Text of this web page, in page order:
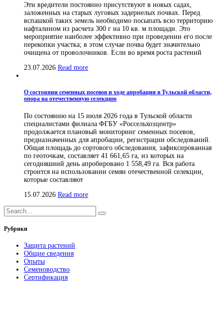
Эти вредители постоянно присутствуют в новых садах,
заложенных на старых луговых задернелых почвах. Перед
вспашкой таких земель необходимо посыпать всю территорию
нафталином из расчета 300 г на 10 кв. м площади. Это
мероприятие наиболее эффективно при проведении его после
перекопки участка; в этом случае почва будет значительно
очищена от проволочников. Если во время роста растений
23.07.2026 Read more
О состоянии семенных посевов и ходе апробации в Тульской области,
опора на отечественную селекцию
По состоянию на 15 июля 2026 года в Тульской области
специалистами филиала ФГБУ «Россельхозцентр»
продолжается плановый мониторинг семенных посевов,
предназначенных для апробации, регистрации обследований.
Общая площадь до сортового обследования, зафиксированная
по геоточкам, составляет 41 661,65 га, из которых на
сегодняшний день апробировано 1 558,49 га. Вся работа
строится на использовании семян отечественной селекции,
которые составляют
15.07.2026 Read more
Рубрики
Защита растений
Общие сведения
Опыты
Семеноводство
Сертификация